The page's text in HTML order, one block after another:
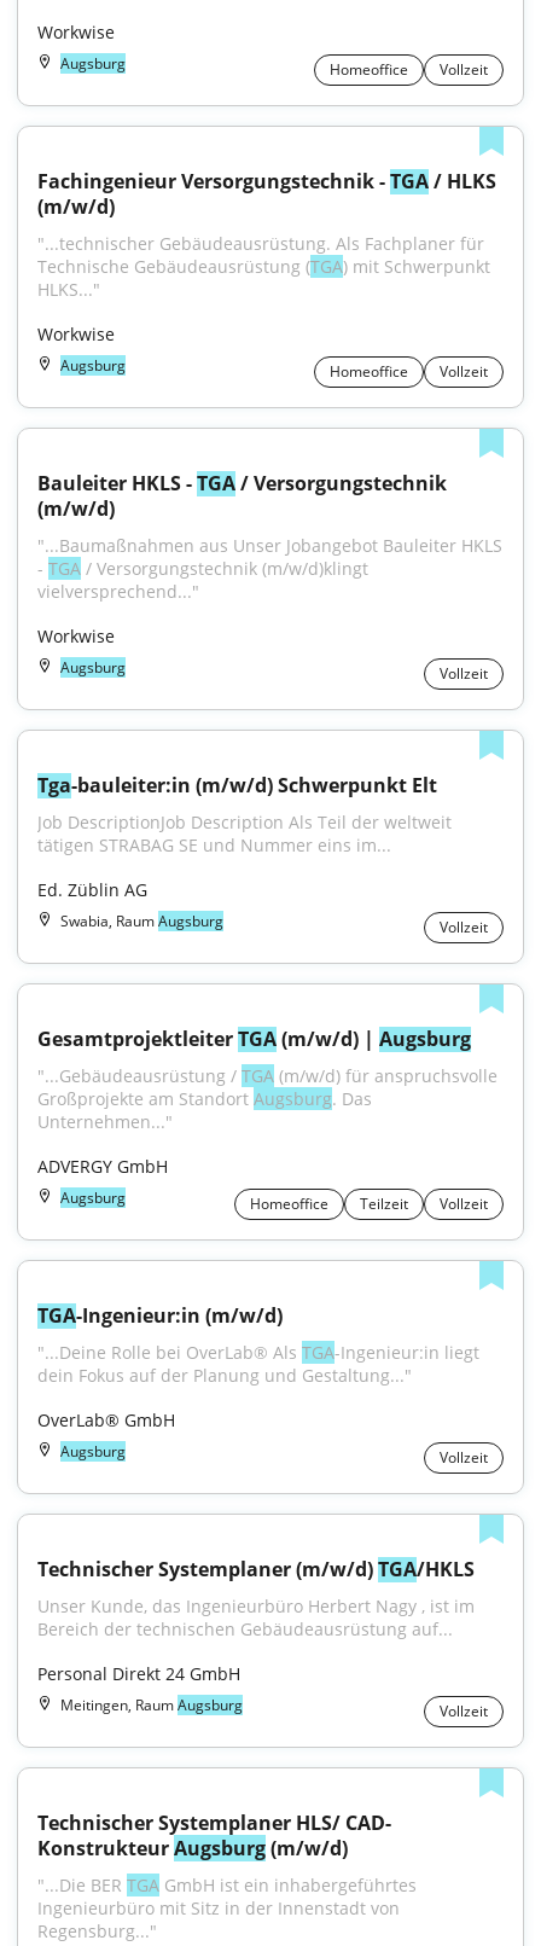
Workwise
Augsburg Homeoffice Vollzeit
Fachingenieur Versorgungstechnik - TGA / HLKS
(m/w/d)
"...technischer Gebäudeausrüstung. Als Fachplaner für
Technische Gebäudeausrüstung (TGA) mit Schwerpunkt
HLKS..."
Workwise
Augsburg Homeoffice Vollzeit
Bauleiter HKLS - TGA / Versorgungstechnik
(m/w/d)
"...Baumaßnahmen aus Unser Jobangebot Bauleiter HKLS
- TGA / Versorgungstechnik (m/w/d)klingt
vielversprechend..."
Workwise
Augsburg Vollzeit
Tga-bauleiter:in (m/w/d) Schwerpunkt Elt
Job DescriptionJob Description Als Teil der weltweit
tätigen STRABAG SE und Nummer eins im...
Ed. Züblin AG
Swabia, RaumAugsburg Vollzeit
Gesamtprojektleiter TGA (m/w/d) | Augsburg
"...Gebäudeausrüstung / TGA (m/w/d) für anspruchsvolle
Großprojekte am Standort Augsburg. Das
Unternehmen..."
ADVERGY GmbH
Augsburg Homeoffice Teilzeit Vollzeit
TGA-Ingenieur:in (m/w/d)
"...Deine Rolle bei OverLab® Als TGA-Ingenieur:in liegt
dein Fokus auf der Planung und Gestaltung..."
OverLab® GmbH
Augsburg Vollzeit
Technischer Systemplaner (m/w/d) TGA/HKLS
Unser Kunde, das Ingenieurbüro Herbert Nagy , ist im
Bereich der technischen Gebäudeausrüstung auf...
Personal Direkt 24 GmbH
Meitingen, RaumAugsburg Vollzeit
Technischer Systemplaner HLS/ CAD-
Konstrukteur Augsburg (m/w/d)
"...Die BER TGA GmbH ist ein inhabergeführtes
Ingenieurbüro mit Sitz in der Innenstadt von
Regensburg..."